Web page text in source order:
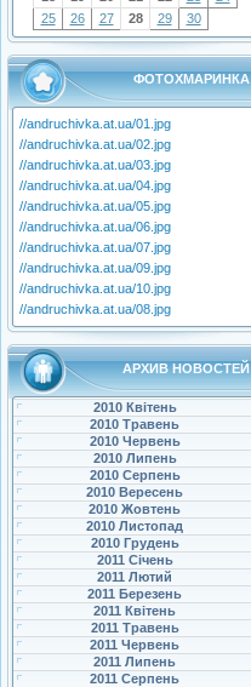
25
26 27 28 29 30
ФОТОХМАРИНКА
//andruchivka.at.ua/01.jpg
//andruchivka.at.ua/02.jpg
//andruchivka.at.ua/03.jpg
//andruchivka.at.ua/04.jpg
//andruchivka.at.ua/05.jpg
//andruchivka.at.ua/06.jpg
//andruchivka.at.ua/07.jpg
//andruchivka.at.ua/09.jpg
//andruchivka.at.ua/10.jpg
//andruchivka.at.ua/08.jpg
АРХИВ НОВОСТЕЙ
2010 Квітень
2010 Травень
2010 Червень
2010 Липень
2010 Серпень
2010 Вересень
2010 Жовтень
2010 Листопад
2010 Грудень
2011 Січень
2011 Лютий
2011 Березень
2011 Квітень
2011 Травень
2011 Червень
2011 Липень
2011 Серпень